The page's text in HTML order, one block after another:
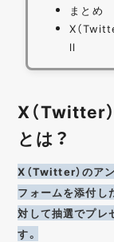
まとめ
X（
ll
X（Twitter
とは？
X（Twitter）のア
フォームを添付し
対して抽選でプレ
す。